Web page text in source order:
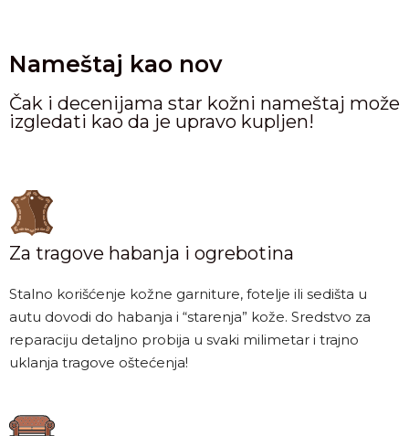
Nameštaj kao nov
Čak i decenijama star kožni nameštaj može
izgledati kao da je upravo kupljen!
Za tragove habanja i ogrebotina
Stalno korišćenje kožne garniture, fotelje ili sedišta u
autu dovodi do habanja i “starenja” kože. Sredstvo za
reparaciju detaljno probija u svaki milimetar i trajno
uklanja tragove oštećenja!